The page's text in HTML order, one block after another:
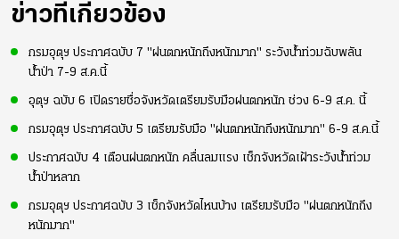
ข่าวที่เกี่ยวข้อง
กรมอุตุฯ ประกาศฉบับ 7 "ฝนตกหนักถึงหนักมาก" ระวังน้ำท่วมฉับพลัน
น้ำป่า 7-9 ส.ค.นี้
อุตุฯ ฉบับ 6 เปิดรายชื่อจังหวัดเตรียมรับมือฝนตกหนัก ช่วง 6-9 ส.ค. นี้
กรมอุตุฯ ประกาศฉบับ 5 เตรียมรับมือ "ฝนตกหนักถึงหนักมาก" 6-9 ส.ค.นี้
ประกาศฉบับ 4 เตือนฝนตกหนัก คลื่นลมแรง เช็กจังหวัดเฝ้าระวังน้ำท่วม
น้ำป่าหลาก
กรมอุตุฯ ประกาศฉบับ 3 เช็กจังหวัดไหนบ้าง เตรียมรับมือ "ฝนตกหนักถึง
หนักมาก"